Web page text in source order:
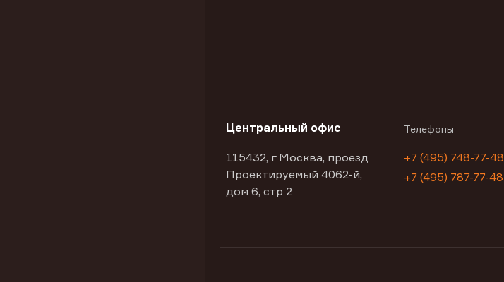
Центральный офис
115432, г Москва, проезд
Проектируемый 4062-й,
дом 6, стр 2
Телефоны
+7 (495) 748-77-48
+7 (495) 787-77-48